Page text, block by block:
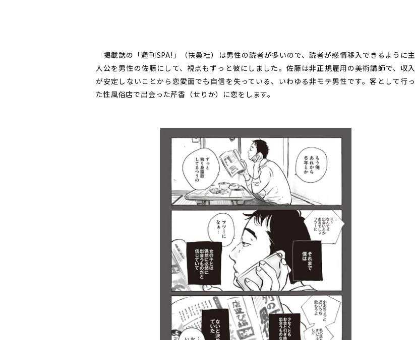
掲載誌の「週刊SPA!」（扶桑社）は男性の読者が多いので、読者が感情移入できるように主
人公を男性の佐藤にして、視点もずっと彼にしました。佐藤は非正規雇用の美術講師で、収入
が安定しないことから恋愛面でも自信を失っている、いわゆる非モテ男性です。客として行っ
た性風俗店で出会った芹香（せりか）に恋をします。